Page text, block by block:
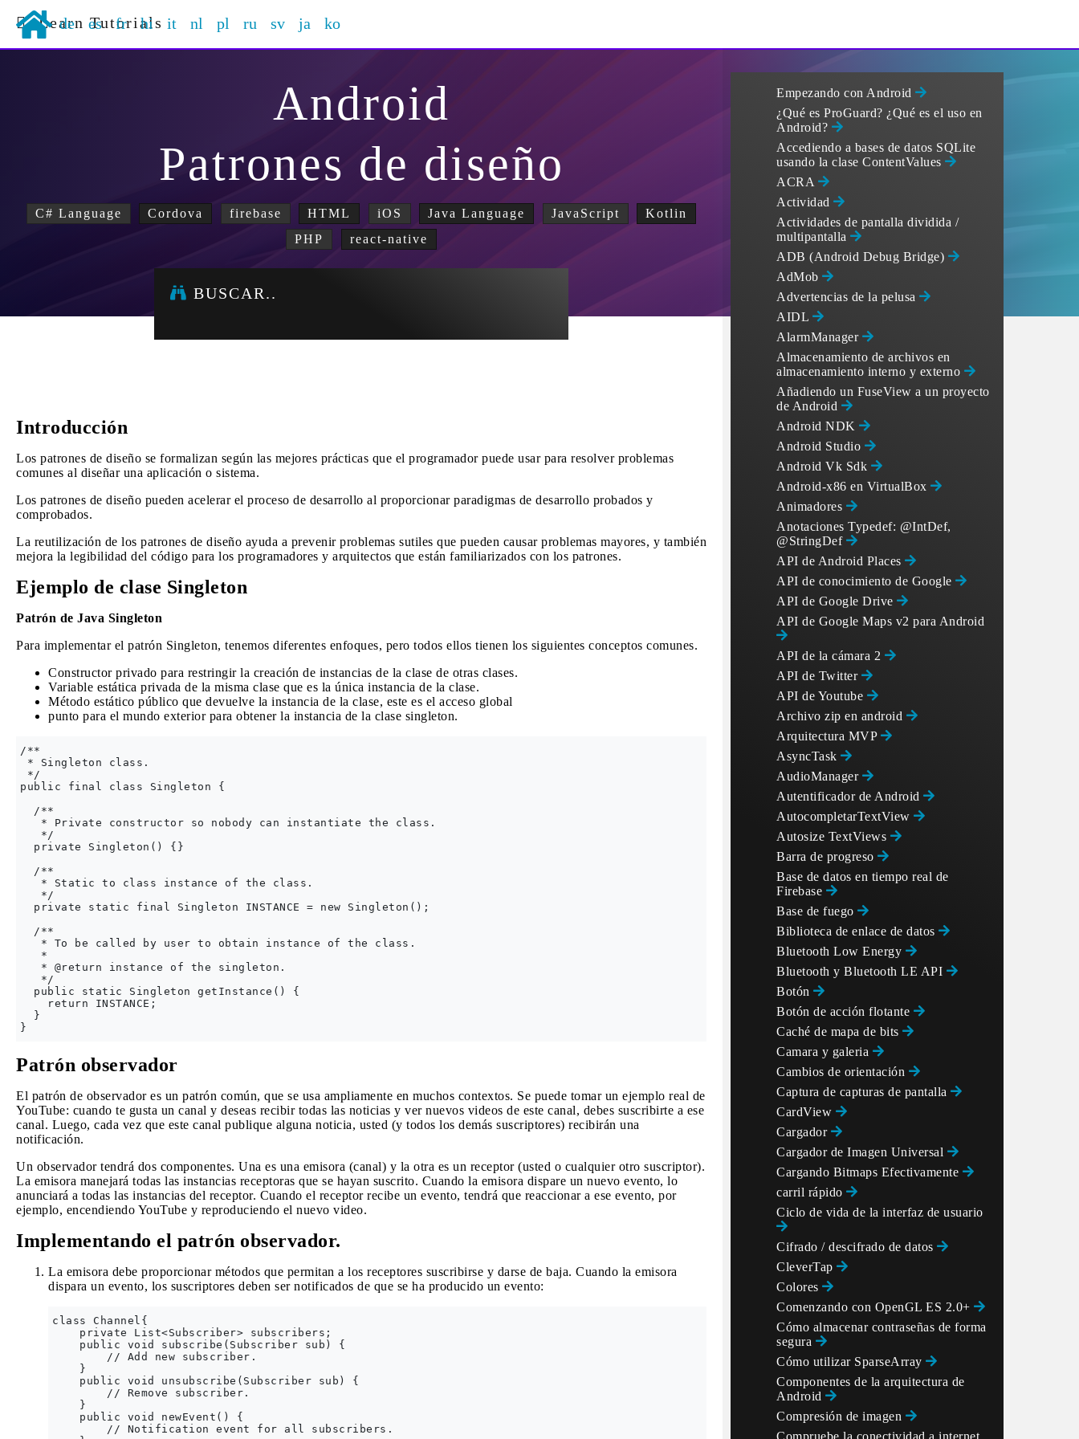
Learn Tutorials
de es fr hi it nl pl ru sv ja ko
Android
Patrones de diseño
C# Language Cordova firebase HTML iOS Java Language JavaScript
Kotlin
PHP
react-native
BUSCAR..
Introducción
Los patrones de diseño se formalizan según las mejores prácticas que el programador puede usar para resolver problemas
comunes al diseñar una aplicación o sistema.
Los patrones de diseño pueden acelerar el proceso de desarrollo al proporcionar paradigmas de desarrollo probados y
comprobados.
La reutilización de los patrones de diseño ayuda a prevenir problemas sutiles que pueden causar problemas mayores, y también
mejora la legibilidad del código para los programadores y arquitectos que están familiarizados con los patrones.
Ejemplo de clase Singleton
Patrón de Java Singleton
Para implementar el patrón Singleton, tenemos diferentes enfoques, pero todos ellos tienen los siguientes conceptos comunes.
Constructor privado para restringir la creación de instancias de la clase de otras clases.
Variable estática privada de la misma clase que es la única instancia de la clase.
Método estático público que devuelve la instancia de la clase, este es el acceso global
punto para el mundo exterior para obtener la instancia de la clase singleton.
/**
* Singleton class.
*/
public final class Singleton {
  /**
   * Private constructor so nobody can instantiate the class.
   */
  private Singleton() {}
  /**
   * Static to class instance of the class.
   */
  private static final Singleton INSTANCE = new Singleton();
  /**
   * To be called by user to obtain instance of the class.
   *
   * @return instance of the singleton.
   */
  public static Singleton getInstance() {
    return INSTANCE;
  }
Patrón observador
El patrón de observador es un patrón común, que se usa ampliamente en muchos contextos. Se puede tomar un ejemplo real de
YouTube: cuando te gusta un canal y deseas recibir todas las noticias y ver nuevos videos de este canal, debes suscribirte a ese
canal. Luego, cada vez que este canal publique alguna noticia, usted (y todos los demás suscriptores) recibirán una
notificación.
Un observador tendrá dos componentes. Una es una emisora ​​(canal) y la otra es un receptor (usted o cualquier otro suscriptor).
La emisora ​​manejará todas las instancias receptoras que se hayan suscrito. Cuando la emisora ​​dispare un nuevo evento, lo
anunciará a todas las instancias del receptor. Cuando el receptor recibe un evento, tendrá que reaccionar a ese evento, por
ejemplo, encendiendo YouTube y reproduciendo el nuevo video.
Implementando el patrón observador.
La emisora ​​debe proporcionar métodos que permitan a los receptores suscribirse y darse de baja. Cuando la emisora ​​
dispara un evento, los suscriptores deben ser notificados de que se ha producido un evento:
class Channel{
    private List<Subscriber> subscribers;
    public void subscribe(Subscriber sub) {
        // Add new subscriber.
    }
    public void unsubscribe(Subscriber sub) {
        // Remove subscriber.
    }
    public void newEvent() {
        // Notification event for all subscribers.
Empezando con Android
¿Qué es ProGuard? ¿Qué es el uso en
Android?
Accediendo a bases de datos SQLite
usando la clase ContentValues
ACRA
Actividad
Actividades de pantalla dividida /
multipantalla
ADB (Android Debug Bridge)
AdMob
Advertencias de la pelusa
AIDL
AlarmManager
Almacenamiento de archivos en
almacenamiento interno y externo
Añadiendo un FuseView a un proyecto
de Android
Android NDK
Android Studio
Android Vk Sdk
Android-x86 en VirtualBox
Animadores
Anotaciones Typedef: @IntDef,
@StringDef
API de Android Places
API de conocimiento de Google
API de Google Drive
API de Google Maps v2 para Android
API de la cámara 2
API de Twitter
API de Youtube
Archivo zip en android
Arquitectura MVP
AsyncTask
AudioManager
Autentificador de Android
AutocompletarTextView
Autosize TextViews
Barra de progreso
Base de datos en tiempo real de
Firebase
Base de fuego
Biblioteca de enlace de datos
Bluetooth Low Energy
Bluetooth y Bluetooth LE API
Botón
Botón de acción flotante
Caché de mapa de bits
Camara y galeria
Cambios de orientación
Captura de capturas de pantalla
CardView
Cargador
Cargador de Imagen Universal
Cargando Bitmaps Efectivamente
carril rápido
Ciclo de vida de la interfaz de usuario
Cifrado / descifrado de datos
CleverTap
Colores
Comenzando con OpenGL ES 2.0+
Cómo almacenar contraseñas de forma
segura
Cómo utilizar SparseArray
Componentes de la arquitectura de
Android
Compresión de imagen
Compruebe la conectividad a internet